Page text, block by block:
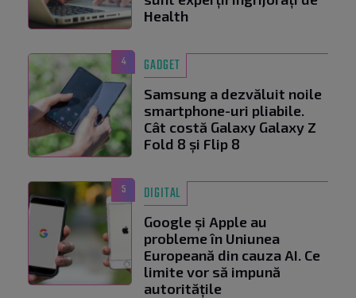
Health
4 GADGET
Samsung a dezvăluit noile
smartphone-uri pliabile.
Cât costă Galaxy Galaxy Z
Fold 8 și Flip 8
5 DIGITAL
Google și Apple au
probleme în Uniunea
Europeană din cauza AI. Ce
limite vor să impună
autoritățile